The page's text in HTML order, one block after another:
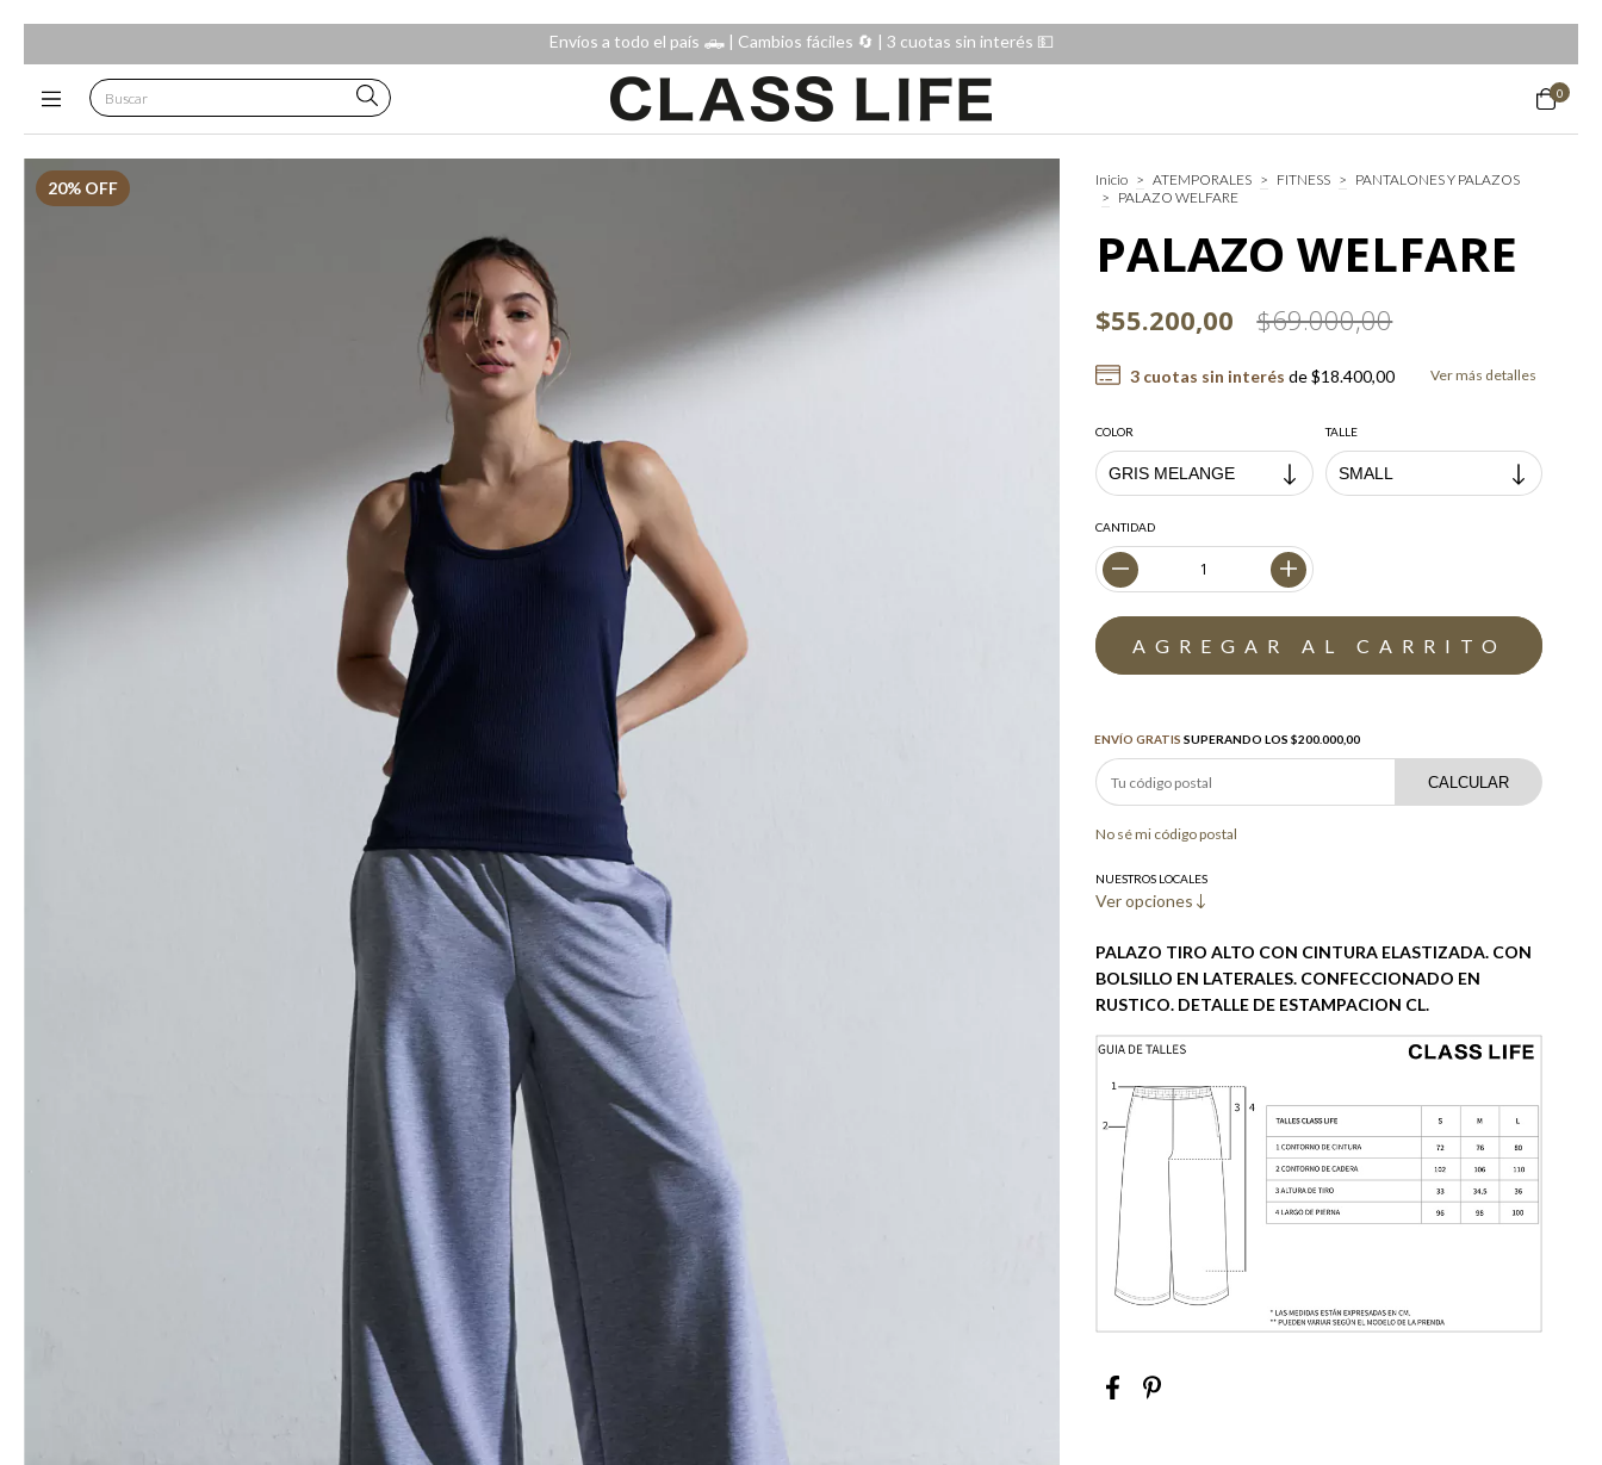
Envíos a todo el país 🛻 | Cambios fáciles 🔄️ | 3 cuotas sin interés 💵
0
20% OFF Inicio > ATEMPORALES > FITNESS > PANTALONES Y PALAZOS
> PALAZO WELFARE
PALAZO WELFARE
$55.200,00 $69.000,00
3 cuotas sin interés de$18.400,00 Ver más detalles
COLOR TALLE
CANTIDAD
ENVÍO GRATIS SUPERANDO LOS$200.000,00
CALCULAR
No sé mi código postal
NUESTROS LOCALES
Ver opciones
PALAZO TIRO ALTO CON CINTURA ELASTIZADA. CON
BOLSILLO EN LATERALES. CONFECCIONADO EN
RUSTICO. DETALLE DE ESTAMPACION CL.